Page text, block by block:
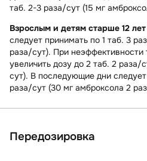
таб. 2-3 раза/сут (15 мг
Взрослым и детям старше 12 лет
следует принимать по 1 таб. 3
раза/сут). При неэффективности
увеличить дозу до 2 таб. 2 раза/
сут). В последующие дни
раза/сут (30 мг амброксола 2
Передозировка